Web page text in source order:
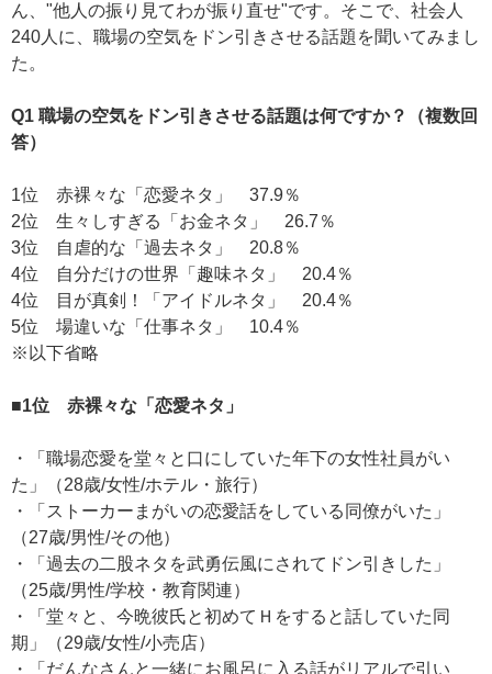
ん、"他人の振り見てわが振り直せ"です。そこで、社会人
240人に、職場の空気をドン引きさせる話題を聞いてみまし
た。
Q1 職場の空気をドン引きさせる話題は何ですか？（複数回
答）
1位 赤裸々な「恋愛ネタ」 37.9％
2位 生々しすぎる「お金ネタ」 26.7％
3位 自虐的な「過去ネタ」 20.8％
4位 自分だけの世界「趣味ネタ」 20.4％
4位 目が真剣！「アイドルネタ」 20.4％
5位 場違いな「仕事ネタ」 10.4％
※以下省略
■1位 赤裸々な「恋愛ネタ」
・「職場恋愛を堂々と口にしていた年下の女性社員がい
た」（28歳/女性/ホテル・旅行）
・「ストーカーまがいの恋愛話をしている同僚がいた」
（27歳/男性/その他）
・「過去の二股ネタを武勇伝風にされてドン引きした」
（25歳/男性/学校・教育関連）
・「堂々と、今晩彼氏と初めてＨをすると話していた同
期」（29歳/女性/小売店）
・「だんなさんと一緒にお風呂に入る話がリアルで引い